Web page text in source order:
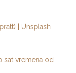
| Unsplash
sat vremena od